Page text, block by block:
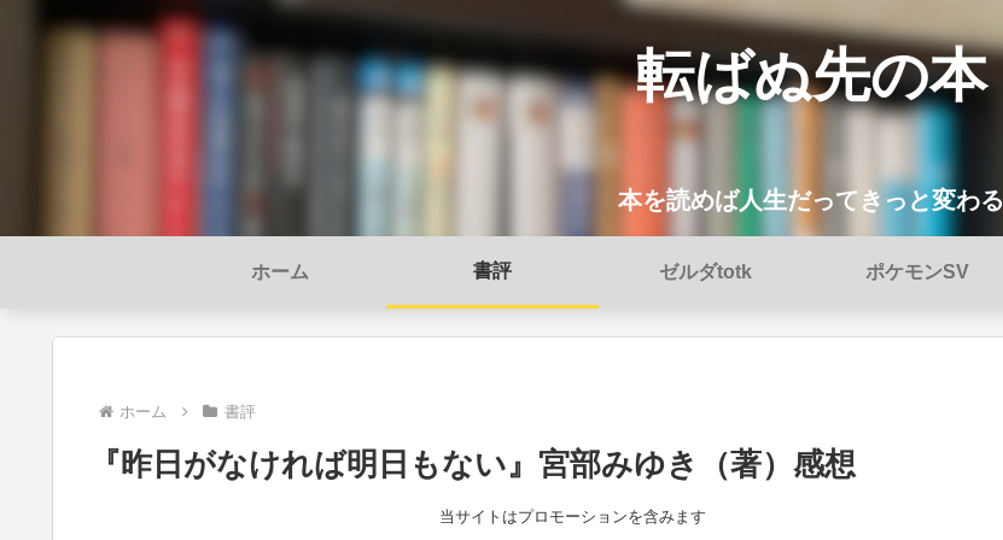
転ばぬ先の本
本を読めば人生だってきっと変わる
ホーム 書評 ゼルダtotk ポケモンSV
ホーム 書評
『昨日がなければ明日もない』宮部みゆき（著）感想
当サイトはプロモーションを含みます